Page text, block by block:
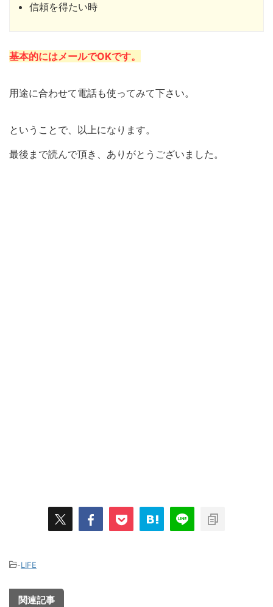
信頼を得たい時
基本的にはメールでOKです。
用途に合わせて電話も使ってみて下さい。
ということで、以上になります。
最後まで読んで頂き、ありがとうございました。
-LIFE
関連記事